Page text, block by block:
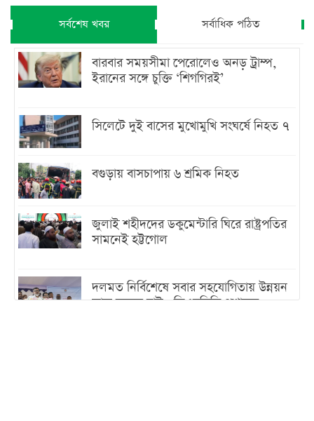
সর্বশেষ খবর সর্বাধিক পঠিত
বারবার সময়সীমা পেরোলেও অনড় ট্রাম্প,
ইরানের সঙ্গে চুক্তি ‘শিগগিরই’
সিলেটে দুই বাসের মুখোমুখি সংঘর্ষে নিহত ৭
বগুড়ায় বাসচাপায় ৬ শ্রমিক নিহত
জুলাই শহীদদের ডকুমেন্টারি ঘিরে রাষ্ট্রপতির
সামনেই হট্টগোল
দলমত নির্বিশেষে সবার সহযোগিতায় উন্নয়ন
কাজ করতে চাই : ডিএনসিসি প্রশাসক